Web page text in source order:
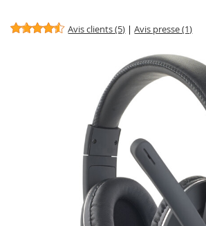
Avis clients (5) |Avis presse (1)